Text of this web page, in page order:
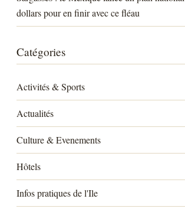
dollars pour en finir avec ce fléau
Catégories
Activités & Sports
Actualités
Culture & Evenements
Hôtels
Infos pratiques de l'Ile